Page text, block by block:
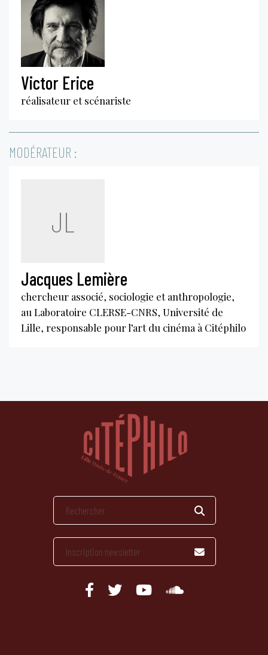
Victor Erice
réalisateur et scénariste
MODÉRATEUR :
JL
Jacques Lemière
chercheur associé, sociologie et anthropologie,
au Laboratoire CLERSE-CNRS, Université de
Lille, responsable pour l’art du cinéma à Citéphilo